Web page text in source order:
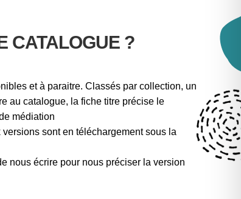
CATALOGUE ?
et à paraitre. Classés par collection, un
au catalogue, la fiche titre précise le
médiation
sont en téléchargement sous la
nous écrire pour nous préciser la version